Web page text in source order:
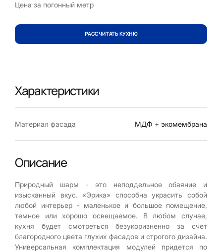
Цена за погонный метр
РАССЧИТАТЬ КУХНЮ
Характеристики
Материал фасада МДФ + экомембрана
Описание
Природный шарм - это неподдельное обаяние и
изысканный вкус. «Эрика» способна украсить собой
любой интерьер - маленькое и большое помещение,
темное или хорошо освещаемое. В любом случае,
кухня будет смотреться безукоризненно за счет
благородного цвета глухих фасадов и строгого дизайна.
Универсальная комплектация модулей придется по